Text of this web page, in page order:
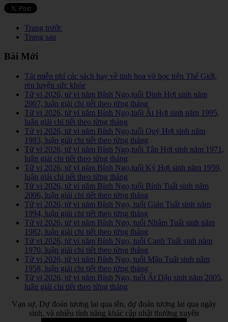
Trang trước
Trang sau
Bài Mới
Tải miễn phí các sách hay về tinh hoa võ học trên Thế Giới,
rèn luyện sức khỏe
Tử vi 2026, tử vi năm Bính Ngọ,tuổi Đinh Hợi sinh năm
2007, luận giải chi tiết theo từng tháng
Tử vi 2026, tử vi năm Bính Ngọ,tuổi Ất Hợi sinh năm 1995,
luận giải chi tiết theo từng tháng
Tử vi 2026, tử vi năm Bính Ngọ,tuổi Quý Hợi sinh năm
1983, luận giải chi tiết theo từng tháng
Tử vi 2026, tử vi năm Bính Ngọ,tuổi Tân Hợi sinh năm 1971,
luận giải chi tiết theo từng tháng
Tử vi 2026, tử vi năm Bính Ngọ,tuổi Kỷ Hợi sinh năm 1959,
luận giải chi tiết theo từng tháng
Tử vi 2026, tử vi năm Bính Ngọ,tuổi Bính Tuất sinh năm
2006, luận giải chi tiết theo từng tháng
Tử vi 2026, tử vi năm Bính Ngọ, tuổi Giáp Tuất sinh năm
1994, luận giải chi tiết theo từng tháng
Tử vi 2026, tử vi năm Bính Ngọ, tuổi Nhâm Tuất sinh năm
1982, luận giải chi tiết theo từng tháng
Tử vi 2026, tử vi năm Bính Ngọ, tuổi Canh Tuất sinh năm
1970, luận giải chi tiết theo từng tháng
Tử vi 2026, tử vi năm Bính Ngọ, tuổi Mậu Tuất sinh năm
1958, luận giải chi tiết theo từng tháng
Tử vi 2026, tử vi năm Bính Ngọ, tuổi Ất Dậu sinh năm 2005,
luận giải chi tiết theo từng tháng
Vạn sự, Dự đoán tương lai qua tên, dự đoán tương lai qua ngày
sinh, và nhiều tính năng khác cập nhật thường xuyên